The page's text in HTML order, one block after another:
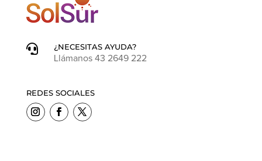

¿NECESITAS AYUDA?
Llámanos 43 2649 222
REDES SOCIALES